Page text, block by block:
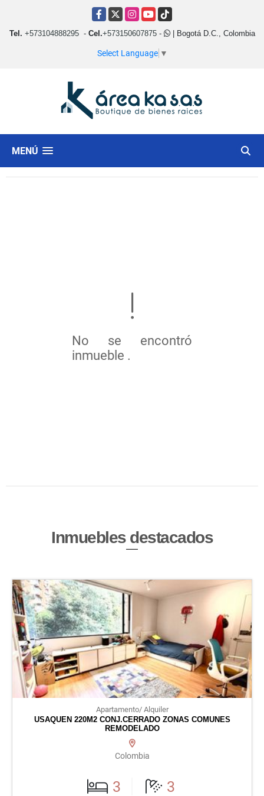
Facebook
X Instagram
YouTubeTikTok
Tel. +573104888295- Cel.+573150607875- | Bogotá D.C., Colombia
Select Language ▼
MENÚ
No se encontró
inmueble .
Inmuebles destacados
Apartamento/ Alquiler
USAQUEN 220M2 CONJ.CERRADO ZONAS COMUNES
REMODELADO
Colombia
3 3